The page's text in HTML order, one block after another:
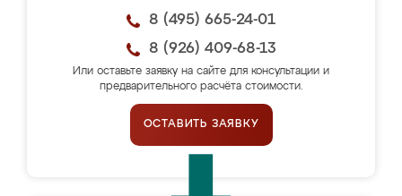
8 (495) 665-24-01
8 (926) 409-68-13
Или оставьте заявку на сайте для консультации и
предварительного расчёта стоимости.
ОСТАВИТЬ ЗАЯВКУ